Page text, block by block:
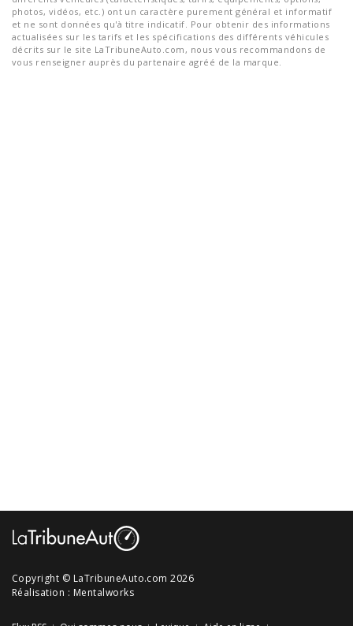
photos, vidéos, etc.) ont un caractère purement général et informatif
et ne sont données qu'à titre indicatif. Pour obtenir des informations
actualisées sur les tarifs et les spécifications des différents véhicules
décrits sur le site LaTribuneAuto.com, nous vous recommandons de
vous renseigner auprès du partenaire agréé de la marque.
Copyright © LaTribuneAuto.com 2026
Réalisation : Mentalworks